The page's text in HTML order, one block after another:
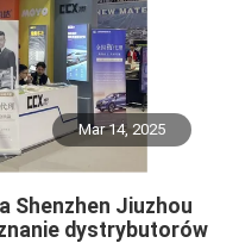
Mar 14, 2025
Shenzhen Jiuzhou
dystrybutorów